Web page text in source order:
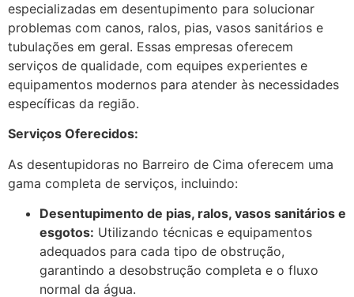
especializadas em desentupimento para solucionar
problemas com canos, ralos, pias, vasos sanitários e
tubulações em geral. Essas empresas oferecem
serviços de qualidade, com equipes experientes e
equipamentos modernos para atender às necessidades
específicas da região.
Serviços Oferecidos:
As desentupidoras no Barreiro de Cima oferecem uma
gama completa de serviços, incluindo:
Desentupimento de pias, ralos, vasos sanitários e
esgotos: Utilizando técnicas e equipamentos
adequados para cada tipo de obstrução,
garantindo a desobstrução completa e o fluxo
normal da água.